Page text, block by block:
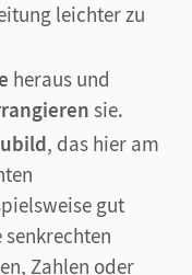
leichter zu
heraus und
sie.
, das hier am
gut
Zahlen oder